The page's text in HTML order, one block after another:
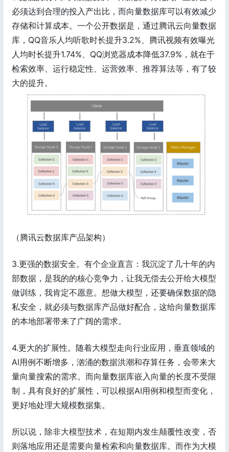
必须达到合理的投入产出比，而向量数据库可以有效减少
存储和计算成本。一个公开数据是，通过腾讯云向量数据
库，QQ音乐人均听歌时长提升3.2%、腾讯视频有效曝光
人均时长提升1.74%、QQ浏览器成本降低37.9%，就在于
检索效率、运行稳定性、运营效率、推荐算法等，有了较
大的提升。
（腾讯云数据库产品架构）
3.更强的数据安全。有个企业直言：我沉淀了几十年的内
部数据，是我的的核心竞争力，让我无偿去公开给大模型
做训练，我肯定不愿意。想做大模型，还要确保数据的隐
私安全，就必须与数据库产品做好配合，这给向量数据库
的本地部署带来了广阔的需求。
4.更大的扩展性。随着大模型走向行业应用，垂直领域的
AI用例不断增多，汹涌的数据洪潮和存算任务，会带来大
量向量搜索的需求。而向量数据库嵌入向量的长度不受限
制，具有良好的扩展性，可以根据AI用例和模型而变化，
更好地处理大规模数据集。
所以说，除非大模型技术，在短期内发生颠覆性改变，否
则落地应用还是需要向量检索和向量数据库。而作为大模